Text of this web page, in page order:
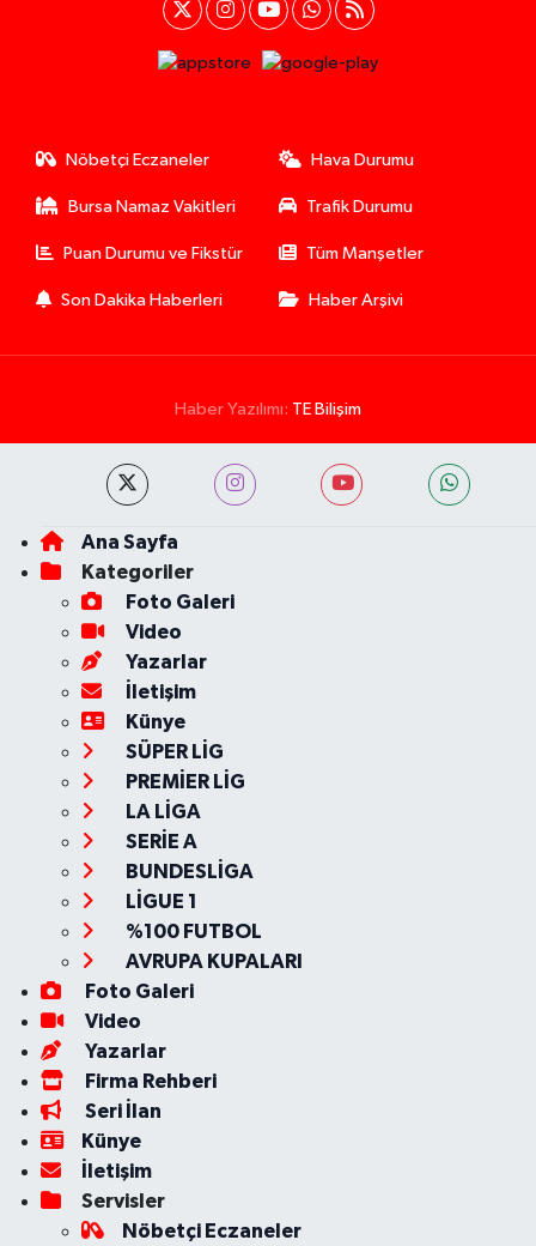
Nöbetçi Eczaneler Hava Durumu
Bursa Namaz Vakitleri Trafik Durumu
Puan Durumu ve Fikstür Tüm Manşetler
Son Dakika Haberleri Haber Arşivi
Haber Yazılımı: TE Bilişim
Ana Sayfa
Kategoriler
Foto Galeri
Video
Yazarlar
İletişim
Künye
SÜPER LİG
PREMİER LİG
LA LİGA
SERİE A
BUNDESLİGA
LİGUE 1
%100 FUTBOL
AVRUPA KUPALARI
Foto Galeri
Video
Yazarlar
Firma Rehberi
Seri İlan
Künye
İletişim
Servisler
Nöbetçi Eczaneler